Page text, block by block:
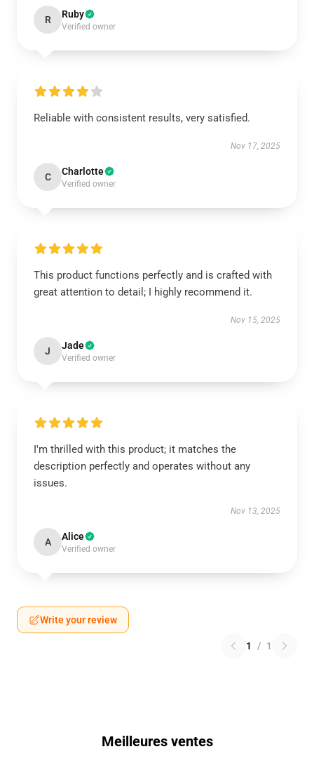
R Ruby
Verified owner
Reliable with consistent results, very satisfied.
Nov 17, 2025
C Charlotte
Verified owner
This product functions perfectly and is crafted with
great attention to detail; I highly recommend it.
Nov 15, 2025
J Jade
Verified owner
I'm thrilled with this product; it matches the
description perfectly and operates without any
issues.
Nov 13, 2025
A Alice
Verified owner
Write your review
1 / 1
Meilleures ventes